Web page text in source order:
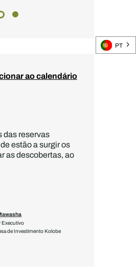
ao calendário
das reservas
estão a surgir os
as descobertas, ao
Executivo
de Investimento Kolobe
PT